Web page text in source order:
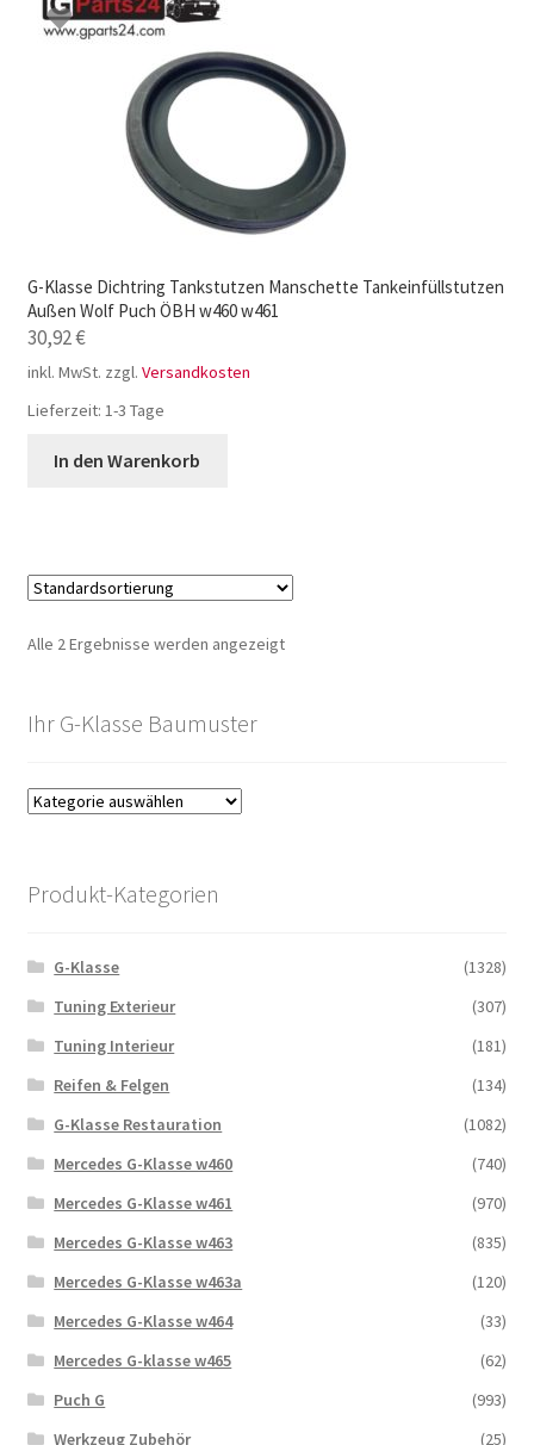
G-Klasse Dichtring Tankstutzen Manschette Tankeinfüllstutzen
Außen Wolf Puch ÖBH w460 w461
30,92€
inkl. MwSt. zzgl. Versandkosten
Lieferzeit: 1-3 Tage
In den Warenkorb
Alle 2 Ergebnisse werden angezeigt
Ihr G-Klasse Baumuster
Produkt-Kategorien
G-Klasse
(1328)
Tuning Exterieur
(307)
Tuning Interieur
(181)
Reifen & Felgen
(134)
G-Klasse Restauration
(1082)
Mercedes G-Klasse w460
(740)
Mercedes G-Klasse w461
(970)
Mercedes G-Klasse w463
(835)
Mercedes G-Klasse w463a
(120)
Mercedes G-Klasse w464
(33)
Mercedes G-klasse w465
(62)
Puch G
(993)
Werkzeug Zubehör
(25)